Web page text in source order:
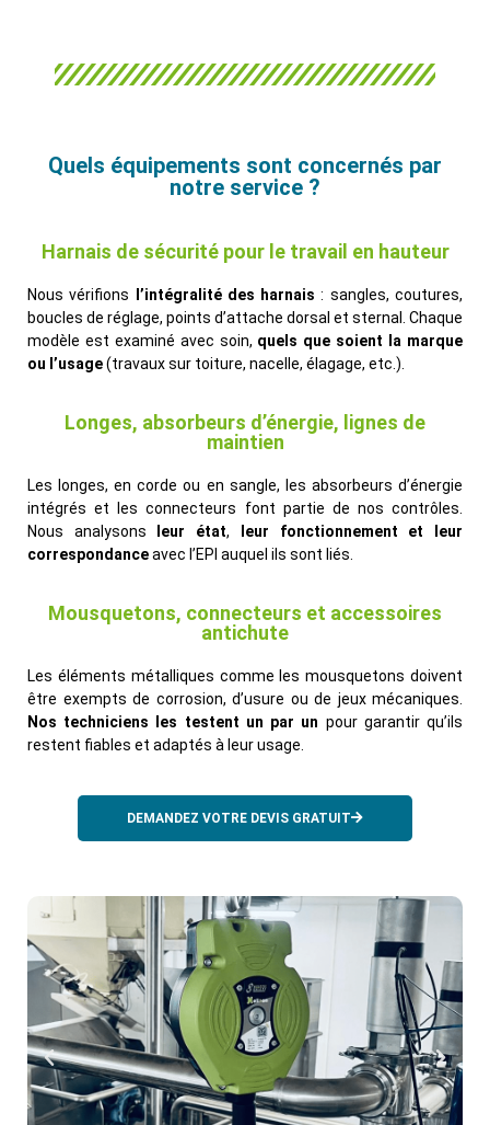
Quels équipements sont concernés par
notre service ?
Harnais de sécurité pour le travail en hauteur
Nous vérifions l’intégralité des harnais : sangles, coutures,
boucles de réglage, points d’attache dorsal et sternal. Chaque
modèle est examiné avec soin, quels que soient la marque
ou l’usage(travaux sur toiture, nacelle, élagage, etc.).
Longes, absorbeurs d’énergie, lignes de
maintien
Les longes, en corde ou en sangle, les absorbeurs d’énergie
intégrés et les connecteurs font partie de nos contrôles.
Nous analysons
leur état,
leur fonctionnement et leur
correspondanceavec l’EPI auquel ils sont liés.
Mousquetons, connecteurs et accessoires
antichute
Les éléments métalliques comme les mousquetons doivent
être exempts de corrosion, d’usure ou de jeux mécaniques.
Nos techniciens les testent un par un pour garantir qu’ils
restent fiables et adaptés à leur usage.
DEMANDEZ VOTRE DEVIS GRATUIT